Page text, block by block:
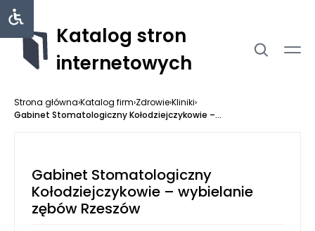
Katalog stron
internetowych
Strona główna›Katalog firm›Zdrowie›Kliniki›
Gabinet Stomatologiczny Kołodziejczykowie –...
Gabinet Stomatologiczny
Kołodziejczykowie – wybielanie
zębów Rzeszów